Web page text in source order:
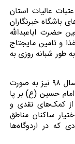
عالیات استان
باشگاه خبرنگاران
حضرت اباعبدالله
و تامین مایجتاج
طور شبانه روزی به
او افزود: همین مواکب در ایام سیل ابتدای سال ۹۸ نیز به صورت
حسین (ع) بر پا
از کمک‌های نقدی و
ساکنان مناطق
که در اردوگاه‌ها